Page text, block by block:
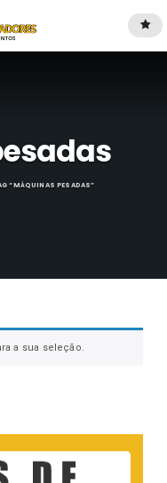
“MÁQUINAS PESADAS”
a sua seleção.